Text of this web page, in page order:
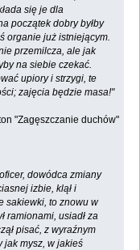
się je dla
początek dobry byłby
organie już istniejącym.
przemilcza, ale jak
na siebie czekać.
upiory i strzygi, te
zajęcia będzie masa!"
"Zagęszczanie duchów"
dowódca zmiany
izbie, klął i
sakiewki, to znowu w
ramionami, usiadł za
pisać, z wyraźnym
jak mysz, w jakieś